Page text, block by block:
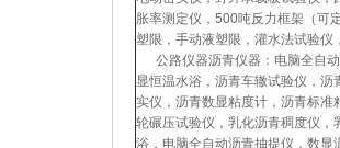
胀率测定仪，500吨反力框架（可
塑限，手动液塑限，灌水法试验
公路仪器沥青仪器：电脑全自动
显恒温水浴，沥青车辙试验仪，
实仪，沥青数显粘度计，沥青标
轮碾压试验仪，乳化沥青稠度仪
浴，电脑全自动沥青抽提仪，数